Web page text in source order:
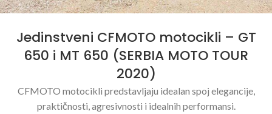
Jedinstveni CFMOTO motocikli – GT
650 i MT 650 (SERBIA MOTO TOUR
2020)
CFMOTO motocikli predstavljaju idealan spoj elegancije,
praktičnosti, agresivnosti i idealnih performansi.